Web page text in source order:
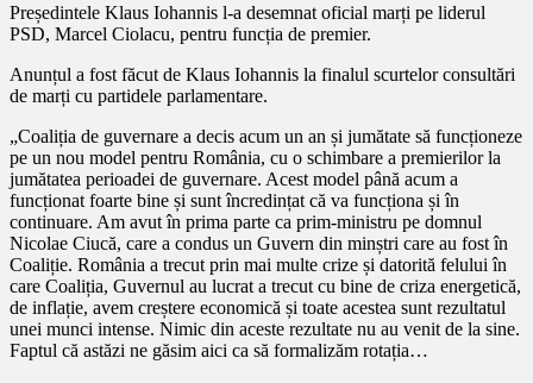
Președintele Klaus Iohannis l-a desemnat oficial marți pe liderul
PSD, Marcel Ciolacu, pentru funcția de premier.
Anunțul a fost făcut de Klaus Iohannis la finalul scurtelor consultări
de marți cu partidele parlamentare.
„Coaliția de guvernare a decis acum un an și jumătate să funcționeze
pe un nou model pentru România, cu o schimbare a premierilor la
jumătatea perioadei de guvernare. Acest model până acum a
funcționat foarte bine și sunt încredințat că va funcționa și în
continuare. Am avut în prima parte ca prim-ministru pe domnul
Nicolae Ciucă, care a condus un Guvern din minștri care au fost în
Coaliție. România a trecut prin mai multe crize și datorită felului în
care Coaliția, Guvernul au lucrat a trecut cu bine de criza energetică,
de inflație, avem creștere economică și toate acestea sunt rezultatul
unei munci intense. Nimic din aceste rezultate nu au venit de la sine.
Faptul că astăzi ne găsim aici ca să formalizăm rotația…